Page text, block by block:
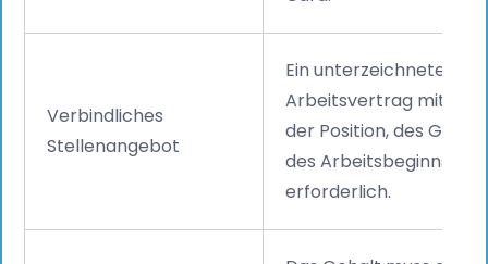
Verbindliches
Stellenangebot
Ein unterzeichneter
Arbeitsvertrag mit
der Position, des
des Arbeitsbeginns ist
erforderlich.